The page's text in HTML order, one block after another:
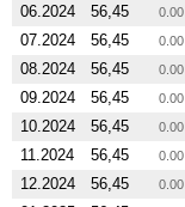
06.2024 56,45 0.00
07.2024 56,45 0.00
08.2024 56,45 0.00
09.2024 56,45 0.00
10.2024 56,45 0.00
11.2024 56,45 0.00
12.2024 56,45 0.00